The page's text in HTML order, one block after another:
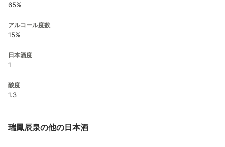
65%
アルコール度数
15%
日本酒度
1
酸度
1.3
瑞鳳辰泉の他の日本酒